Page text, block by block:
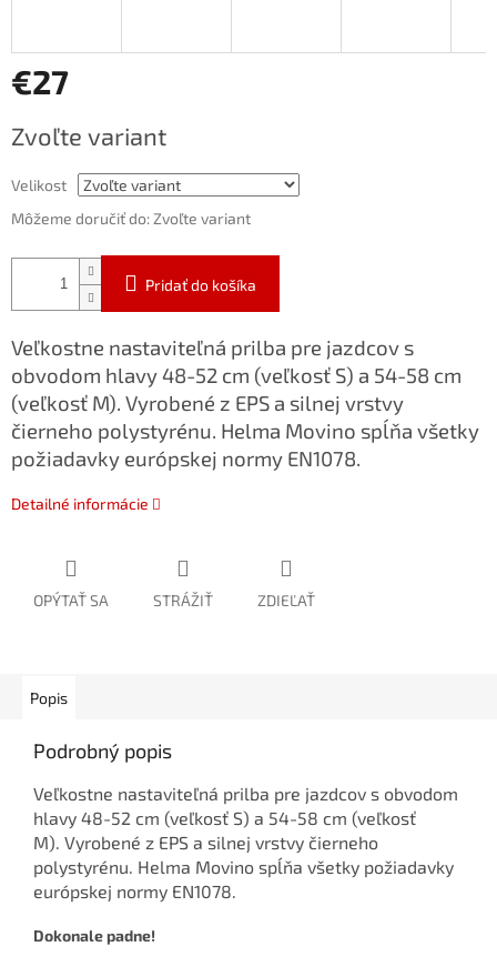
€27
cena:
Zvoľte variant
Velikost
Môžeme doručiť do: Zvoľte variant
Pridať do košíka
Veľkostne nastaviteľná prilba pre jazdcov s
obvodom hlavy 48-52 cm (veľkosť S) a 54-58 cm
(veľkosť M). Vyrobené z EPS a silnej vrstvy
čierneho polystyrénu. Helma Movino spĺňa všetky
požiadavky európskej normy EN1078.
Detailné informácie
OPÝTAŤ SA STRÁŽIŤ ZDIEĽAŤ
Popis
Podrobný popis
Veľkostne nastaviteľná prilba pre jazdcov s obvodom
hlavy 48-52 cm (veľkosť S) a 54-58 cm (veľkosť
M). Vyrobené z EPS a silnej vrstvy čierneho
polystyrénu. Helma Movino spĺňa všetky požiadavky
európskej normy EN1078.
Dokonale padne!